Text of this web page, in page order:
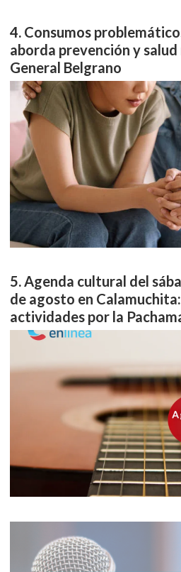
Consumos
aborda prevención y
General Belgrano
Agenda cultural del
de agosto en
actividades por la